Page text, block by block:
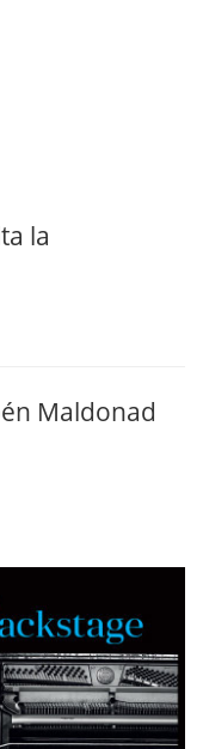
la
Maldonad